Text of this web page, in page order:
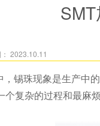
2023.10.11
，锡珠现象是生产中
个复杂的过程和最麻